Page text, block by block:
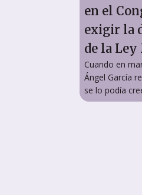
en el
exigir la
de la Ley
Cuando en
Ángel García
se lo podía